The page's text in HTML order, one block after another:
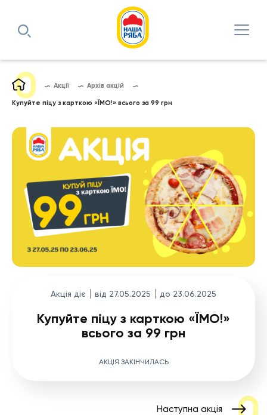
Акції Архів акцій
Купуйте піцу з карткою «ЇМО!» всього за 99 грн
Акція діє від 27.05.2025 до 23.06.2025
Купуйте піцу з карткою «ЇМО!»
всього за 99 грн
АКЦІЯ ЗАКІНЧИЛАСЬ
Наступна акція